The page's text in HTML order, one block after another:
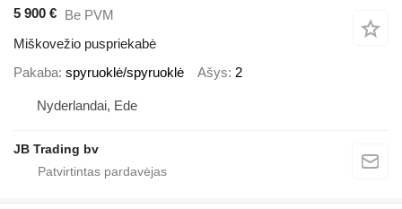
5 900 € Be PVM
Miškovežio puspriekabė
Pakaba spyruoklė/spyruoklė Ašys 2
Nyderlandai, Ede
JB Trading bv